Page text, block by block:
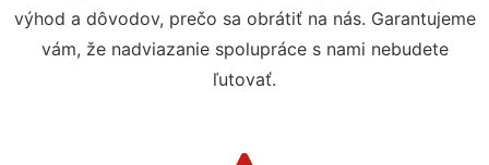
výhod a dôvodov, prečo sa obrátiť na nás. Garantujeme
vám, že nadviazanie spolupráce s nami nebudete
ľutovať.